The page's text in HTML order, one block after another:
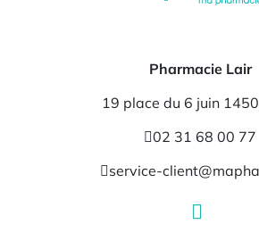
Pharmacie Lair
19 place du 6 juin
02 31 68 00 77
service-